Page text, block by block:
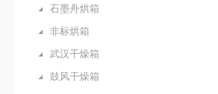
石墨舟烘箱
非标烘箱
武汉干燥箱
鼓风干燥箱